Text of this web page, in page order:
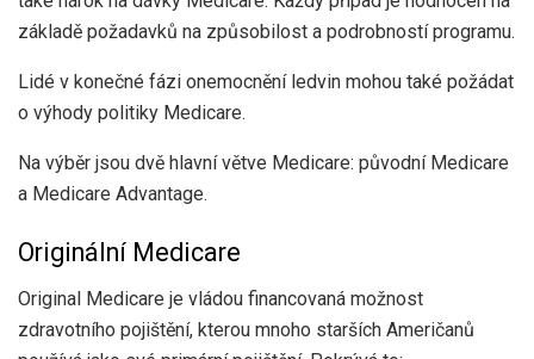
základě požadavků na způsobilost a podrobností programu.
Lidé v konečné fázi onemocnění ledvin mohou také požádat
o výhody politiky Medicare.
Na výběr jsou dvě hlavní větve Medicare: původní Medicare
a Medicare Advantage.
Originální Medicare
Original Medicare je vládou financovaná možnost
zdravotního pojištění, kterou mnoho starších Američanů